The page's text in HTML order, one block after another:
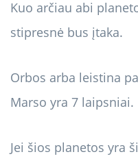
Kuo arčiau abi
stipresnė bus įtaka.
Orbos arba leistina
Marso yra 7 laipsniai.
Jei šios planetos yra